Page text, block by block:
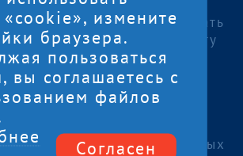
файлы cookies для
Продолжая использовать
даете согласие на работу
«Отправить», я даю
данных
с Федеральным законом от
№152-ФЗ «О персональных
измените
браузера.
пользоваться
вы соглашаетесь с
файлов
Согласен